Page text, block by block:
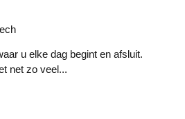
u elke dag begint en afsluit.
net zo veel...